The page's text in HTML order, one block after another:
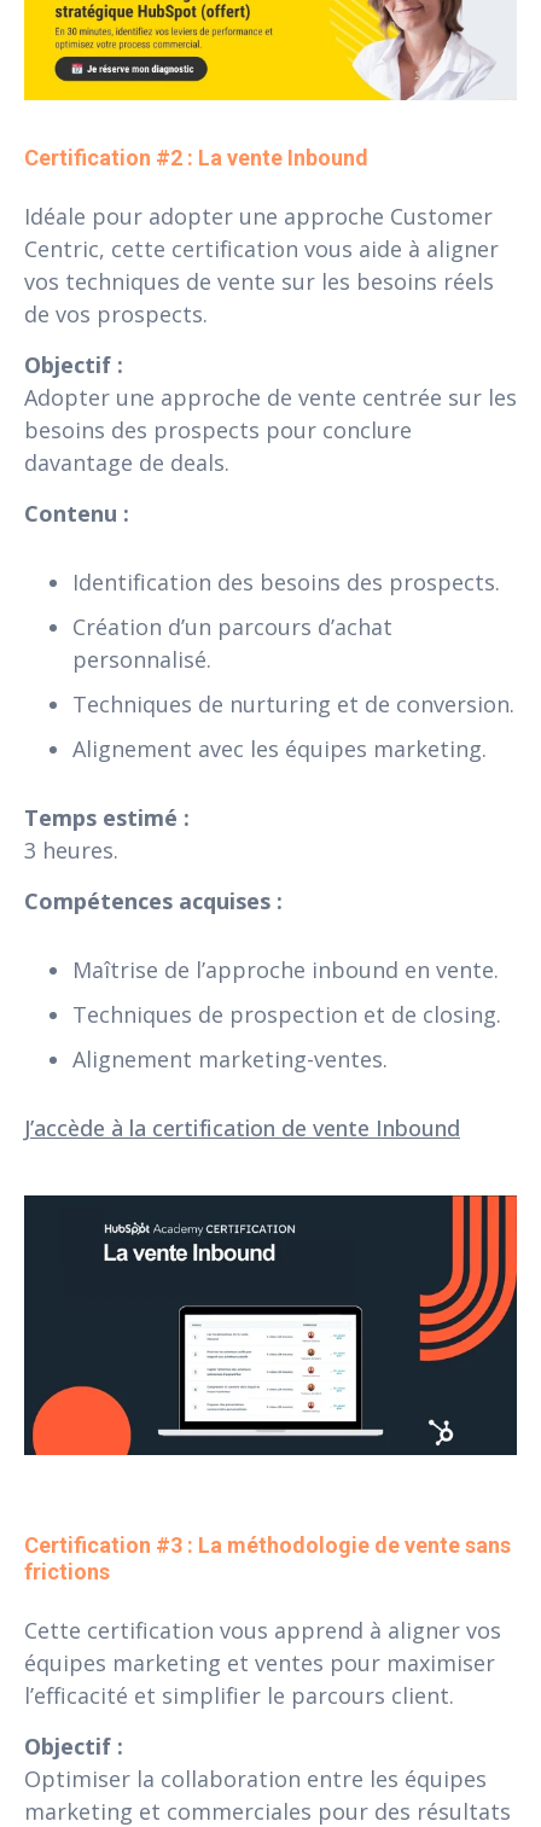
Certification #2 : La vente Inbound
Idéale pour adopter une approche Customer
Centric, cette certification vous aide à aligner
vos techniques de vente sur les besoins réels
de vos prospects.
Objectif :
Adopter une approche de vente centrée sur les
besoins des prospects pour conclure
davantage de deals.
Contenu :
Identification des besoins des prospects.
Création d’un parcours d’achat
personnalisé.
Techniques de nurturing et de conversion.
Alignement avec les équipes marketing.
Temps estimé :
3 heures.
Compétences acquises :
Maîtrise de l’approche inbound en vente.
Techniques de prospection et de closing.
Alignement marketing-ventes.
J’accède à la certification de vente Inbound
Certification #3 : La méthodologie de vente sans
frictions
Cette certification vous apprend à aligner vos
équipes marketing et ventes pour maximiser
l’efficacité et simplifier le parcours client.
Objectif :
Optimiser la collaboration entre les équipes
marketing et commerciales pour des résultats